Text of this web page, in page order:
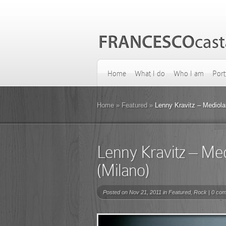
Home What I do Who I am
Home » Featured » Lenny Kravitz –
Lenny Kravitz –
(Milano)
Posted on Nov 21, 2011 in Featured, Rock | 0